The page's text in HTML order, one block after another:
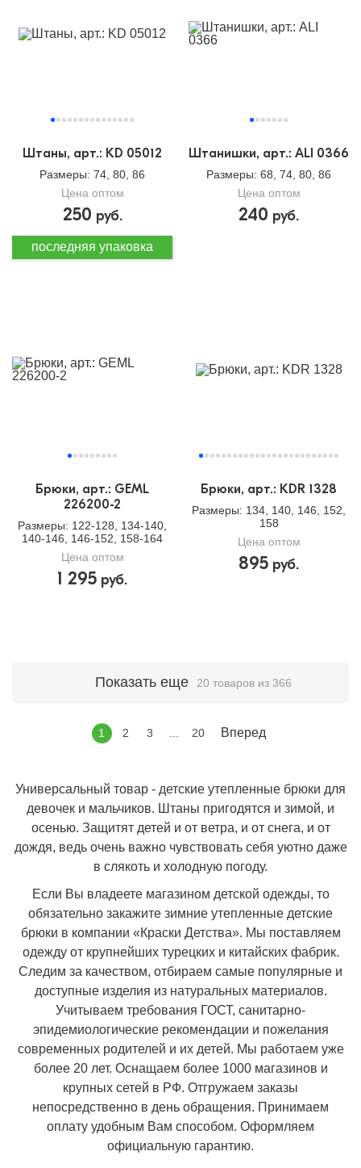
Штаны, арт.: KD 05012
Размеры: 74, 80, 86
Цена оптом
250 руб.
Штанишки, арт.: ALI 0366
Размеры: 68, 74, 80, 86
Цена оптом
240 руб.
последняя упаковка
Брюки, арт.: GEML
226200-2
Размеры: 122-128, 134-140,
140-146, 146-152, 158-164
Цена оптом
1 295 руб.
Брюки, арт.: KDR 1328
Размеры: 134, 140, 146, 152,
158
Цена оптом
895 руб.
Показать еще 20 товаров из 366
1 2 3 20 Вперед
Универсальный товар - детские утепленные брюки для
девочек и мальчиков. Штаны пригодятся и зимой, и
осенью. Защитят детей и от ветра, и от снега, и от
дождя, ведь очень важно чувствовать себя уютно даже
в слякоть и холодную погоду.
Если Вы владеете магазином детской одежды, то
обязательно закажите зимние утепленные детские
брюки в компании «Краски Детства». Мы поставляем
одежду от крупнейших турецких и китайских фабрик.
Следим за качеством, отбираем самые популярные и
доступные изделия из натуральных материалов.
Учитываем требования ГОСТ, санитарно-
эпидемиологические рекомендации и пожелания
современных родителей и их детей. Мы работаем уже
более 20 лет. Оснащаем более 1000 магазинов и
крупных сетей в РФ. Отгружаем заказы
непосредственно в день обращения. Принимаем
оплату удобным Вам способом. Оформляем
официальную гарантию.